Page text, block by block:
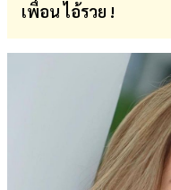
เพื่อน ไอ้รวย !
การ
บันเทิง